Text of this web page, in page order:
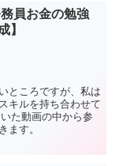
員お金の勉強
】
ところですが、私は
キルを持ち合わせて
た動画の中から参
ます。